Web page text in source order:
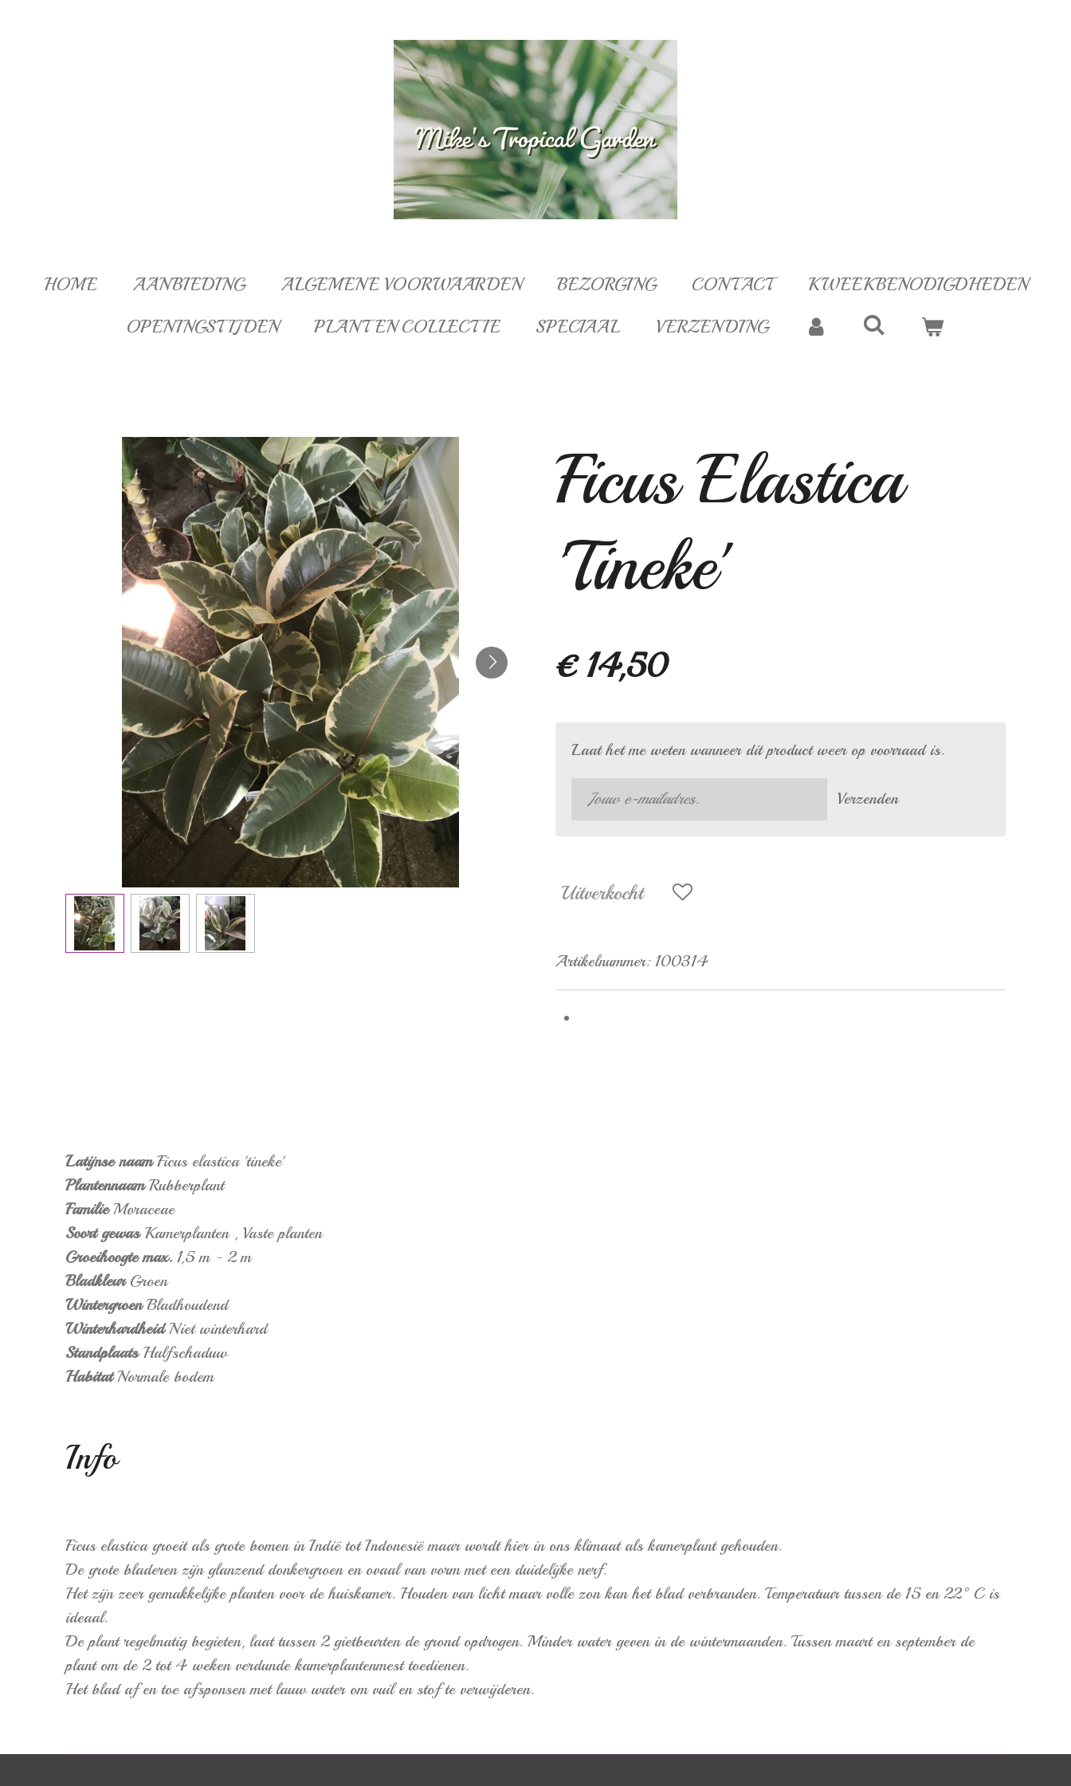
HOME AANBIEDING ALGEMENE VOORWAARDEN BEZORGING CONTACT KWEEKBENODIGDHEDEN
OPENINGSTIJDEN PLANTEN COLLECTIE SPECIAAL VERZENDING
Ficus Elastica
'Tineke'
€ 14,50
Laat het me weten wanneer dit product weer op voorraad is.
Verzenden
Uitverkocht
Artikelnummer: 100314
Latijnse naamFicus elastica 'tineke'
PlantennaamRubberplant
FamilieMoraceae
Soort gewas Kamerplanten , Vaste planten
Groeihoogte max. 1,5 m - 2 m
Bladkleur Groen
WintergroenBladhoudend
WinterhardheidNiet winterhard
Standplaats Halfschaduw
HabitatNormale bodem
Info
Ficus elastica groeit als grote bomen in Indië tot Indonesië maar wordt hier in ons klimaat als kamerplant gehouden.
De grote bladeren zijn glanzend donkergroen en ovaal van vorm met een duidelijke nerf.
Het zijn zeer gemakkelijke planten voor de huiskamer. Houden van licht maar volle zon kan het blad verbranden. Temperatuur tussen de 15 en 22°C is
ideaal.
De plant regelmatig begieten, laat tussen 2 gietbeurten de grond opdrogen. Minder water geven in de wintermaanden. Tussen maart en september de
plant om de 2 tot 4 weken verdunde kamerplantenmest toedienen.
Het blad af en toe afsponsen met lauw water om vuil en stof te verwijderen.